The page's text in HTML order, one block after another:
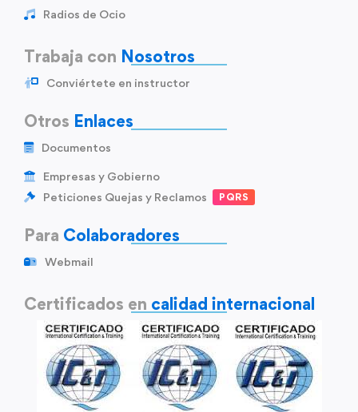
Radios de Ocio
Trabaja con Nosotros
Conviértete en instructor
Otros Enlaces
Documentos
Empresas y Gobierno
Peticiones Quejas y Reclamos
PQRS
Para Colaboradores
Webmail
Certificados en calidad internacional